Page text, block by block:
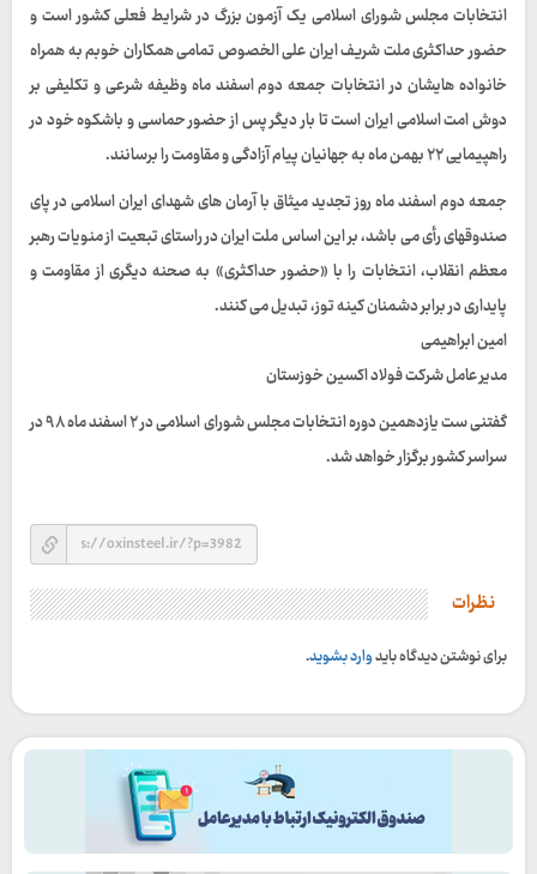
انتخابات مجلس شورای اسلامی یک آزمون بزرگ در شرایط فعلی کشور است و
حضور حداکثری ملت شریف ایران علی الخصوص تمامی همکاران خوبم به همراه
خانواده هایشان در انتخابات جمعه دوم اسفند ماه وظیفه شرعی و تکلیفی بر
دوش امت اسلامی ایران است تا بار دیگر پس از حضور حماسی و باشکوه خود در
راهپیمایی ۲۲ بهمن ماه به جهانیان پیام آزادگی و مقاومت را برسانند.
جمعه دوم اسفند ماه روز تجدید میثاق با آرمان های شهدای ایران اسلامى در پاى
صندوق‏هاى رأى می باشد، بر این اساس ملت ایران در راستای تبعیت از منویات رهبر
معظم انقلاب، انتخابات را با «حضور حداکثرى» به صحنه دیگرى از مقاومت و
پایدارى در برابر دشمنان کینه‏ توز، تبدیل مى‏ کنند.
امین ابراهیمی
مدیر عامل شرکت فولاد اکسین خوزستان
گفتنی ست یازدهمین دوره انتخابات مجلس شورای اسلامی در ۲ اسفند ماه ۹۸ در
سراسر کشور برگزار خواهد شد.
نظرات
برای نوشتن دیدگاه بایدوارد بشوید.